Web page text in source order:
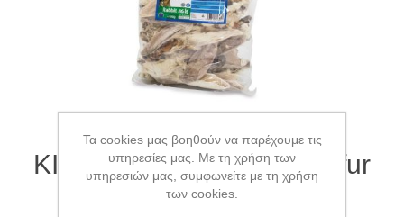
KIDDOG rabbit ears with fur
500 g
Τα cookies μας βοηθούν να παρέχουμε τις
υπηρεσίες μας. Με τη χρήση των
υπηρεσιών μας, συμφωνείτε με τη χρήση
των cookies.